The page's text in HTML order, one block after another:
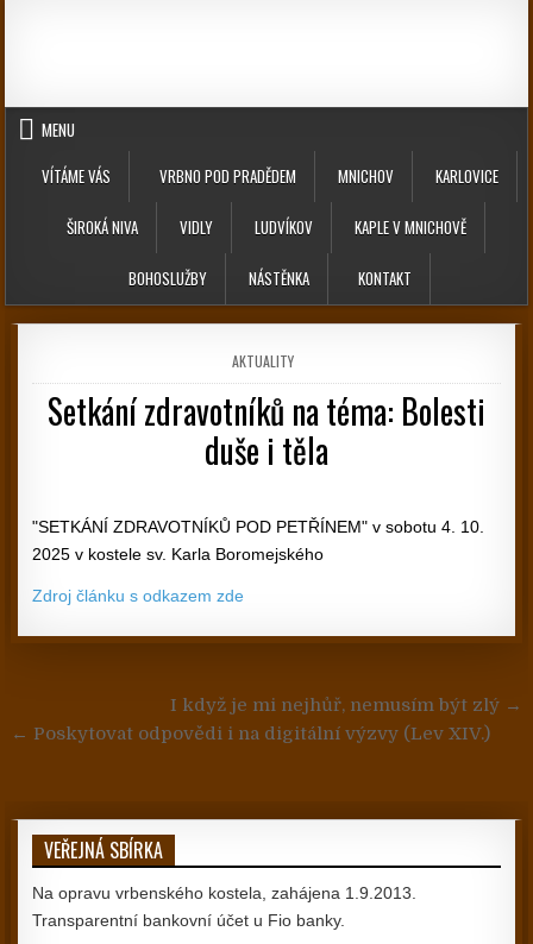
MENU
VÍTÁME VÁS
VRBNO POD PRADĚDEM MNICHOV KARLOVICE
ŠIROKÁ NIVA VIDLY LUDVÍKOV KAPLE V MNICHOVĚ
BOHOSLUŽBY NÁSTĚNKA KONTAKT
POSTED IN
AKTUALITY
Setkání zdravotníků na téma: Bolesti
duše i těla
"SETKÁNÍ ZDRAVOTNÍKŮ POD PETŘÍNEM" v sobotu 4. 10.
2025 v kostele sv. Karla Boromejského
Zdroj článku s odkazem zde
Navigace pro příspěvek
I když je mi nejhůř, nemusím být zlý →
← Poskytovat odpovědi i na digitální výzvy (Lev XIV.)
VEŘEJNÁ SBÍRKA
Na opravu vrbenského kostela, zahájena 1.9.2013.
Transparentní bankovní účet u Fio banky.